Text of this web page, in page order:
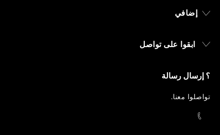
إضافي
ابقوا على تواصل
؟ إرسال رسالة
تواصلوا معنا.